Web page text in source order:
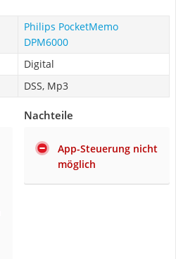
Philips PocketMemo
DPM6000
Digital
DSS, Mp3
Nachteile
App-Steuerung nicht
möglich